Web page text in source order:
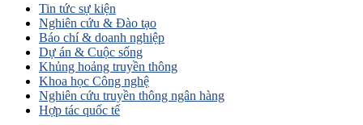
Tin tức sự kiện
Nghiên cứu & Đào tạo
Báo chí & doanh nghiệp
Dự án & Cuộc sống
Khủng hoảng truyền thông
Khoa học Công nghệ
Nghiên cứu truyền thông ngân hàng
Hợp tác quốc tế